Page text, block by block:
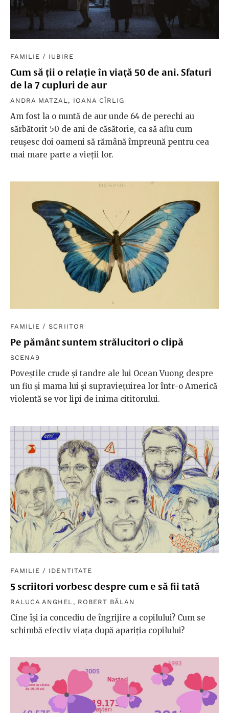
FAMILIE / IUBIRE
Cum să ții o relație în viață 50 de ani. Sfaturi
de la 7 cupluri de aur
ANDRA MATZAL , IOANA CÎRLIG
Am fost la o nuntă de aur unde 64 de perechi au
sărbătorit 50 de ani de căsătorie, ca să aflu cum
reușesc doi oameni să rămână împreună pentru cea
mai mare parte a vieții lor.
FAMILIE /SCRIITOR
Pe pământ suntem strălucitori o clipă
SCENA9
Poveștile crude și tandre ale lui Ocean Vuong despre
un fiu și mama lui și supraviețuirea lor într-o Americă
violentă se vor lipi de inima cititorului.
FAMILIE / IDENTITATE
5 scriitori vorbesc despre cum e să fii tată
RALUCA ANGHEL , ROBERT BĂLAN
Cine își ia concediu de îngrijire a copilului? Cum se
schimbă efectiv viața după apariția copilului?